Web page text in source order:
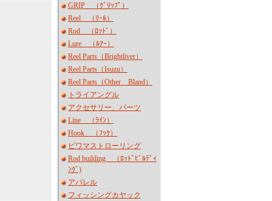
GRIP （ｸﾞﾘｯﾌﾟ）
Reel （ﾘｰﾙ）
Rod （ﾛｯﾄﾞ）
Lure （ﾙｱｰ）
Reel Parts（Brightliver）
Reel Parts（Isuzu）
Reel Parts（Other Bland）
トライアングル
アクセサリー、パーツ
Line （ﾗｲﾝ）
Hook （ﾌｯｸ）
ビワマストローリング
Rod building （ﾛｯﾄﾞﾋﾞﾙﾃﾞｨ
ﾝｸﾞ)
アパレル
フィッシングカヤック